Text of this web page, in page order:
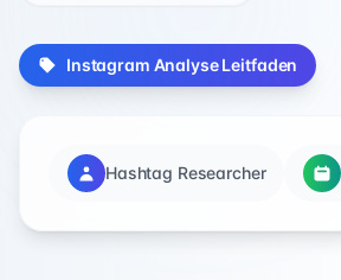
Instagram Analyse Leitfaden
Hashtag Researcher